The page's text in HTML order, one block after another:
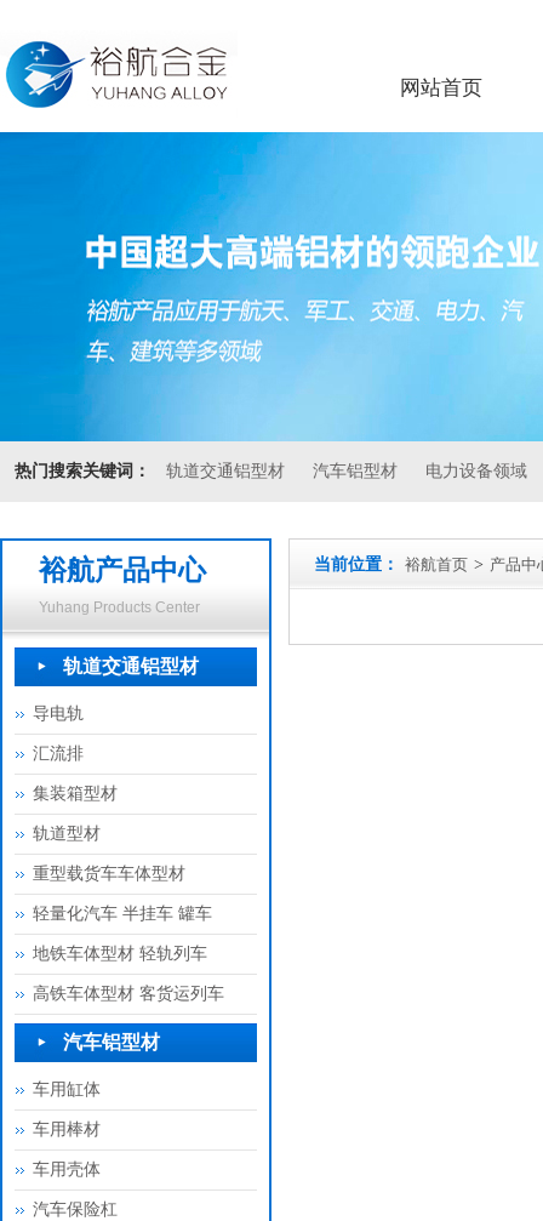
网站首页
热门搜索关键词： 轨道交通铝型材 汽车铝型材 电力设备领域
裕航产品中心
Yuhang Products Center
轨道交通铝型材
导电轨
汇流排
集装箱型材
轨道型材
重型载货车车体型材
轻量化汽车 半挂车 罐车
地铁车体型材 轻轨列车
高铁车体型材 客货运列车
汽车铝型材
车用缸体
车用棒材
车用壳体
汽车保险杠
当前位置： 裕航首页 > 产品中